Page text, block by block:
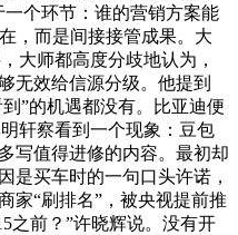
个环节：谁的营销方案能
，而是间接接管成果。大
大师都高度分歧地认为，
无效给信源分级。他提到
”的机遇都没有。比亚迪便
轩察看到一个现象：豆包
写值得进修的内容。最初却
是买车时的一句口头许诺，
家“刷排名”，被央视提前推
之前？”许晓辉说。没有开